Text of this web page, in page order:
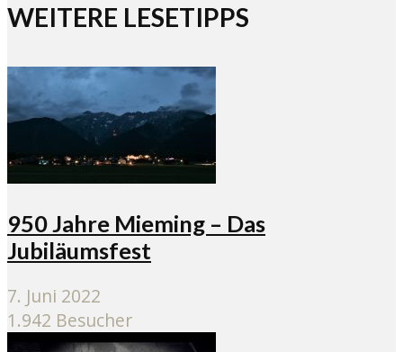
WEITERE LESETIPPS
950 Jahre Mieming – Das
Jubiläumsfest
7. Juni 2022
1.942 Besucher